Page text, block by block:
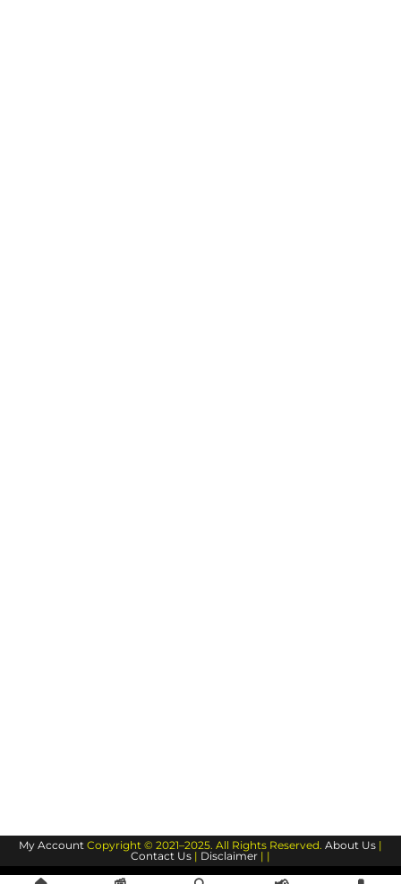
My Account Copyright © 2021–2025. All Rights Reserved. About Us |
Contact Us | Disclaimer | |